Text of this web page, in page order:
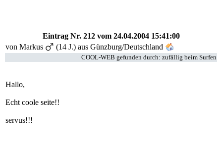
Eintrag Nr. 212vom 24.04.2004 15:41:00
von Markus
(14 J.) aus Günzburg/Deutschland
COOL-WEB gefunden durch: zufällig beim Surfen
Hallo,
Echt coole seite!!
servus!!!